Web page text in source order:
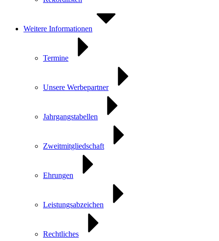
Weitere Informationen
Termine
Unsere Werbepartner
Jahrgangstabellen
Zweitmitgliedschaft
Ehrungen
Leistungsabzeichen
Rechtliches